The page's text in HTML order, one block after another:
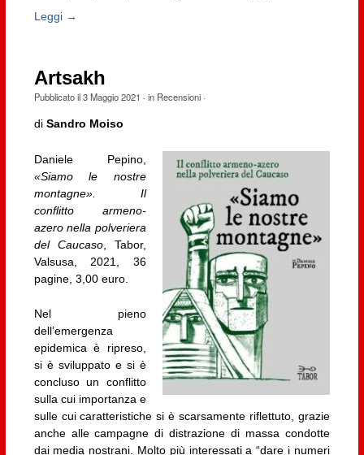
Leggi →
Artsakh
Pubblicato il3 Maggio 2021 · in Recensioni·
di Sandro Moiso
Daniele Pepino,
«Siamo le nostre
montagne». Il
conflitto armeno-
azero nella polveriera
del Caucaso, Tabor,
Valsusa, 2021, 36
pagine, 3,00 euro.
Nel pieno
dell’emergenza
epidemica è ripreso,
si è sviluppato e si è
concluso un conflitto
sulla cui importanza e
sulle cui caratteristiche si è scarsamente riflettuto, grazie
anche alle campagne di distrazione di massa condotte
dai media nostrani. Molto più interessati a “dare i numeri